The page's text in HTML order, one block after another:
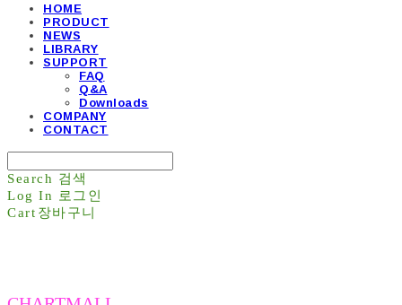
HOME
PRODUCT
NEWS
LIBRARY
SUPPORT
FAQ
Q&A
Downloads
COMPANY
CONTACT
Search 검색
Log In
로그인
Cart 장바구니